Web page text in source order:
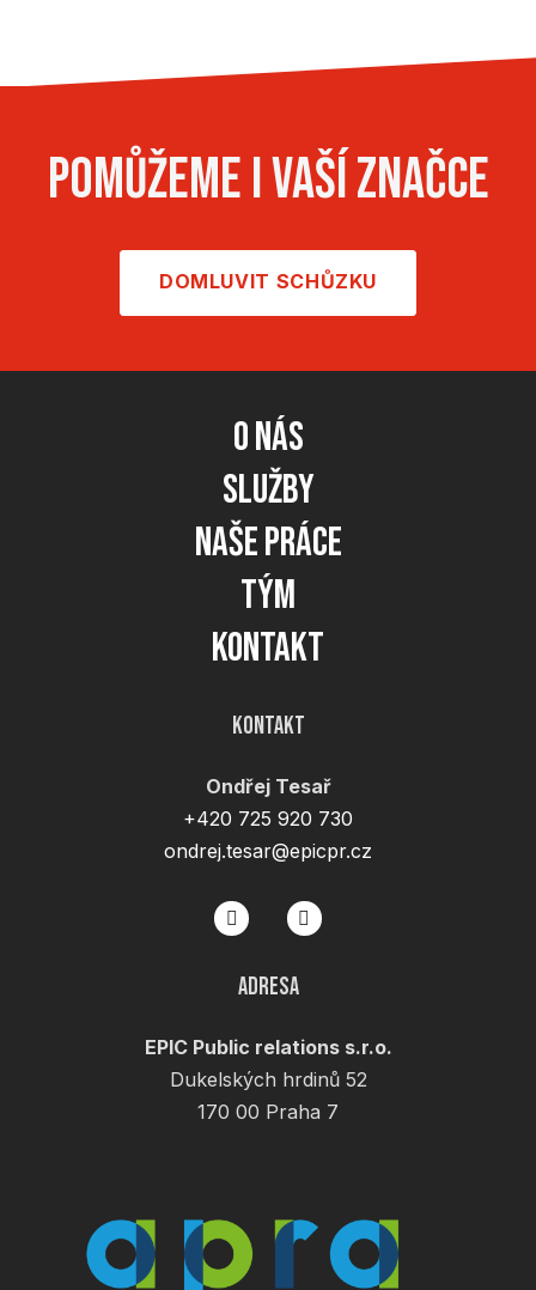
Pomůžeme i vaší značce
DOMLUVIT SCHŮZKU
O nás
Služby
Naše práce
Tým
Kontakt
Kontakt
Ondřej Tesař
+420 725 920 730
ondrej.tesar@epicpr.cz
Adresa
EPIC Public relations s.r.o.
Dukelských hrdinů 52
170 00 Praha 7